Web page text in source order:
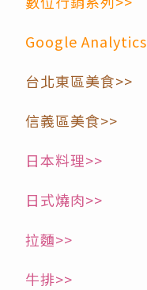
Google Analytics
台北東區美食>>
信義區美食>>
日本料理>>
日式燒肉>>
拉麵>>
牛排>>